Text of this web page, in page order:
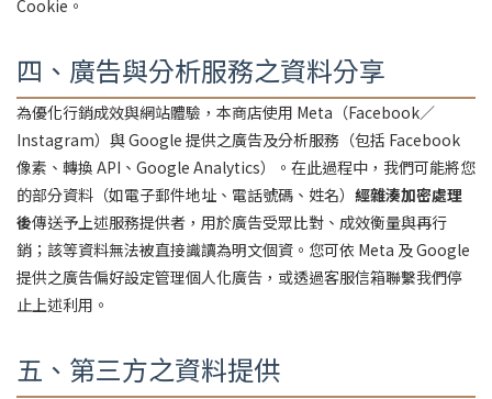
Cookie。
四、廣告與分析服務之資料分享
為優化行銷成效與網站體驗，本商店使用 Meta（Facebook／
Instagram）與 Google 提供之廣告及分析服務（包括 Facebook
像素、轉換 API、Google Analytics）。在此過程中，我們可能將您
的部分資料（如電子郵件地址、電話號碼、姓名） 經雜湊加密處理
後傳送予上述服務提供者，用於廣告受眾比對、成效衡量與再行
銷；該等資料無法被直接識讀為明文個資。您可依 Meta 及 Google
提供之廣告偏好設定管理個人化廣告，或透過客服信箱聯繫我們停
止上述利用。
五、第三方之資料提供